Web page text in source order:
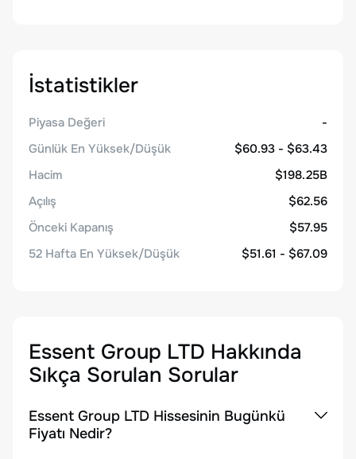
İstatistikler
Piyasa Değeri
-
Günlük En Yüksek/Düşük
$60.93 - $63.43
Hacim
$198.25B
Açılış
$62.56
Önceki Kapanış
$57.95
52 Hafta En Yüksek/Düşük
$51.61 - $67.09
Essent Group LTD Hakkında
Sıkça Sorulan Sorular
Essent Group LTD Hissesinin Bugünkü
Fiyatı Nedir?